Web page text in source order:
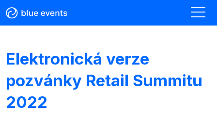
Elektronická verze
pozvánky Retail Summitu
2022